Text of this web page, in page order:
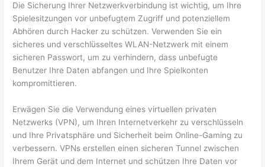
Die Sicherung Ihrer Netzwerkverbindung ist wichtig, um Ihre
Spielesitzungen vor unbefugtem Zugriff und potenziellem
Abhören durch Hacker zu schützen. Verwenden Sie ein
sicheres und verschlüsseltes WLAN-Netzwerk mit einem
sicheren Passwort, um zu verhindern, dass unbefugte
Benutzer Ihre Daten abfangen und Ihre Spielkonten
kompromittieren.
Erwägen Sie die Verwendung eines virtuellen privaten
Netzwerks (VPN), um Ihren Internetverkehr zu verschlüsseln
und Ihre Privatsphäre und Sicherheit beim Online-Gaming zu
verbessern. VPNs erstellen einen sicheren Tunnel zwischen
Ihrem Gerät und dem Internet und schützen Ihre Daten vor